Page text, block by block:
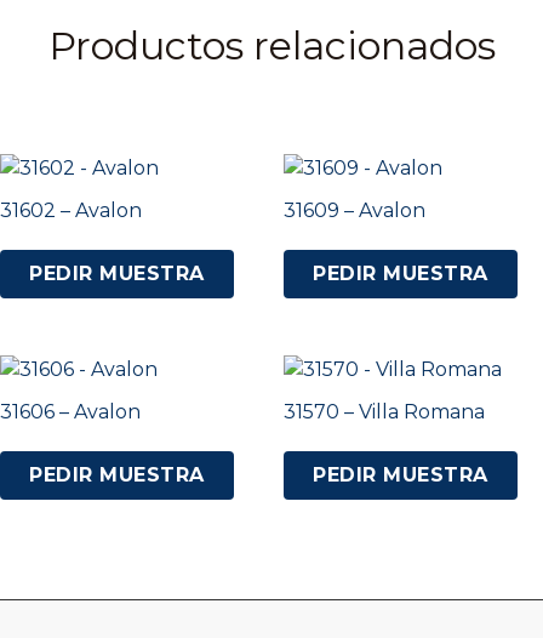
Productos relacionados
31602 – Avalon
PEDIR MUESTRA
31609 – Avalon
PEDIR MUESTRA
31606 – Avalon
PEDIR MUESTRA
31570 – Villa Romana
PEDIR MUESTRA